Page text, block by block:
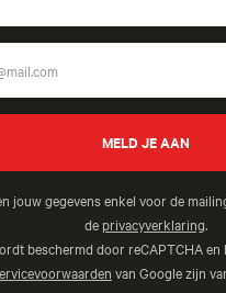
jouw gegevens enkel voor de
de privacyverklaring.
beschermd door reCAPTCHA en
van Google zijn